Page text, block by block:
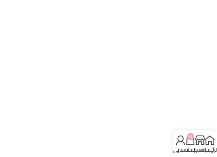
المتجر
0
السلةحسابي